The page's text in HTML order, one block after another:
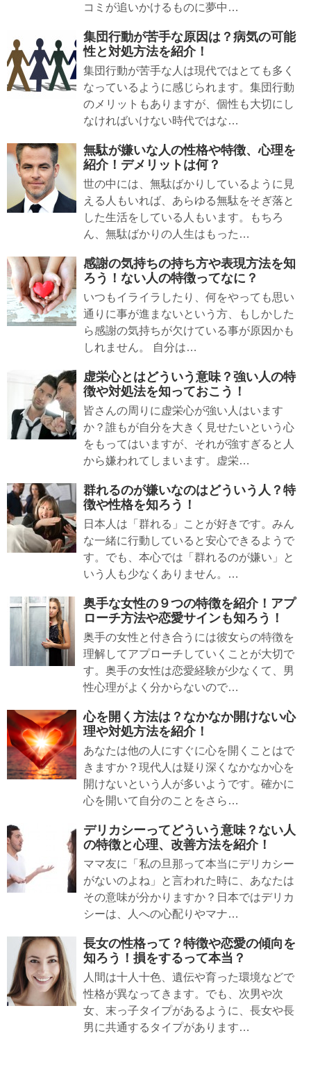
コミが追いかけるものに夢中…
集団行動が苦手な原因は？病気の可能
性と対処方法を紹介！
集団行動が苦手な人は現代ではとても多く
なっているように感じられます。集団行動
のメリットもありますが、個性も大切にし
なければいけない時代ではな…
無駄が嫌いな人の性格や特徴、心理を
紹介！デメリットは何？
世の中には、無駄ばかりしているように見
える人もいれば、あらゆる無駄をそぎ落と
した生活をしている人もいます。もちろ
ん、無駄ばかりの人生はもった…
感謝の気持ちの持ち方や表現方法を知
ろう！ない人の特徴ってなに？
いつもイライラしたり、何をやっても思い
通りに事が進まないという方、もしかした
ら感謝の気持ちが欠けている事が原因かも
しれません。 自分は…
虚栄心とはどういう意味？強い人の特
徴や対処法を知っておこう！
皆さんの周りに虚栄心が強い人はいます
か？誰もが自分を大きく見せたいという心
をもってはいますが、それが強すぎると人
から嫌われてしまいます。虚栄…
群れるのが嫌いなのはどういう人？特
徴や性格を知ろう！
日本人は「群れる」ことが好きです。みん
な一緒に行動していると安心できるようで
す。でも、本心では「群れるのが嫌い」と
いう人も少なくありません。…
奥手な女性の９つの特徴を紹介！アプ
ローチ方法や恋愛サインも知ろう！
奥手の女性と付き合うには彼女らの特徴を
理解してアプローチしていくことが大切で
す。奥手の女性は恋愛経験が少なくて、男
性心理がよく分からないので…
心を開く方法は？なかなか開けない心
理や対処方法を紹介！
あなたは他の人にすぐに心を開くことはで
きますか？現代人は疑り深くなかなか心を
開けないという人が多いようです。確かに
心を開いて自分のことをさら…
デリカシーってどういう意味？ない人
の特徴と心理、改善方法を紹介！
ママ友に「私の旦那って本当にデリカシー
がないのよね」と言われた時に、あなたは
その意味が分かりますか？日本ではデリカ
シーは、人への心配りやマナ…
長女の性格って？特徴や恋愛の傾向を
知ろう！損をするって本当？
人間は十人十色、遺伝や育った環境などで
性格が異なってきます。でも、次男や次
女、末っ子タイプがあるように、長女や長
男に共通するタイプがあります…